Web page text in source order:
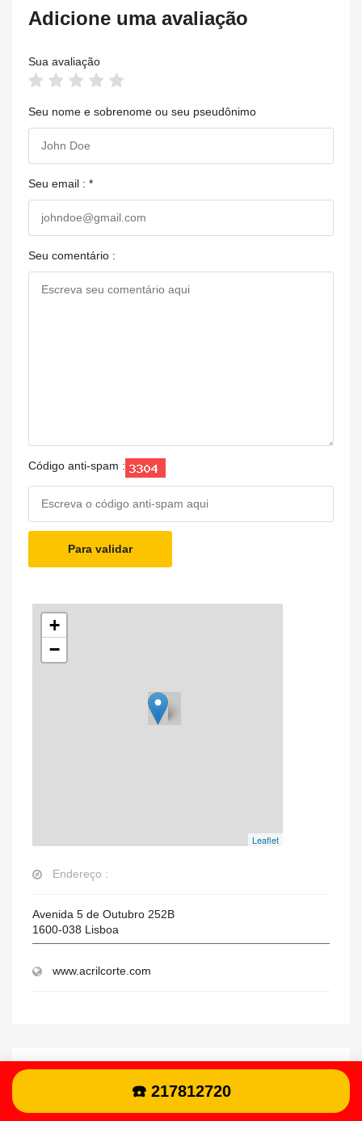
Adicione uma avaliação
Sua avaliação
Seu nome e sobrenome ou seu pseudônimo
Seu email : *
Seu comentário :
Código anti-spam :
Para validar
+
−
Leaflet
Endereço :
Avenida 5 de Outubro 252B
1600-038 Lisboa
www.acrilcorte.com
☎️ 217812720